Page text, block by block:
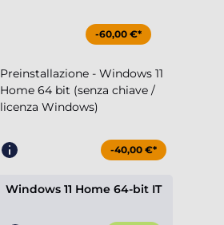
-60,00 €*
Preinstallazione - Windows 11
Home 64 bit (senza chiave /
licenza Windows)
-40,00 €*
Windows 11 Home 64-bit IT